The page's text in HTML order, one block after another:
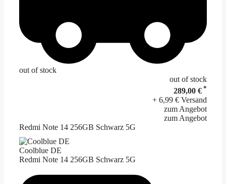
out of stock
out of stock
289,00 € *
+ 6,99 € Versand
zum Angebot
zum Angebot
Redmi Note 14 256GB Schwarz 5G
Coolblue DE
Redmi Note 14 256GB Schwarz 5G